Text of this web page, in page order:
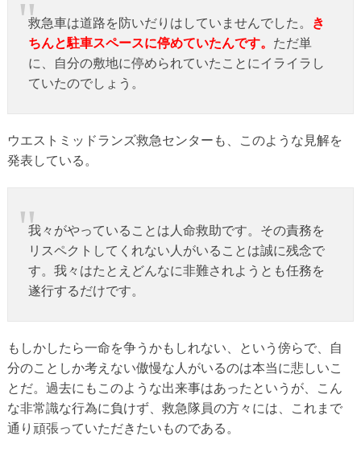
救急車は道路を防いだりはしていませんでした。
き
ちんと駐車スペースに停めていたんです。 ただ単
に、自分の敷地に停められていたことにイライラし
ていたのでしょう。
ウエストミッドランズ救急センターも、このような見解を
発表している。
我々がやっていることは人命救助です。その責務を
リスペクトしてくれない人がいることは誠に残念で
す。我々はたとえどんなに非難されようとも任務を
遂行するだけです。
もしかしたら一命を争うかもしれない、という傍らで、自
分のことしか考えない傲慢な人がいるのは本当に悲しいこ
とだ。過去にもこのような出来事はあったというが、こん
な非常識な行為に負けず、救急隊員の方々には、これまで
通り頑張っていただきたいものである。